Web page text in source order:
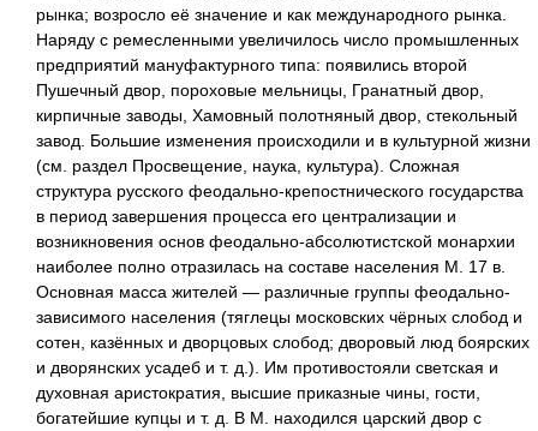
рынка; возросло её значение и как международного рынка.
Наряду с ремесленными увеличилось число промышленных
предприятий мануфактурного типа: появились второй
Пушечный двор, пороховые мельницы, Гранатный двор,
кирпичные заводы, Хамовный полотняный двор, стекольный
завод. Большие изменения происходили и в культурной жизни
(см. раздел Просвещение, наука, культура). Сложная
структура русского феодально-крепостнического государства
в период завершения процесса его централизации и
возникновения основ феодально-абсолютистской монархии
наиболее полно отразилась на составе населения М. 17 в.
Основная масса жителей — различные группы феодально-
зависимого населения (тяглецы московских чёрных слобод и
сотен, казённых и дворцовых слобод; дворовый люд боярских
и дворянских усадеб и т. д.). Им противостояли светская и
духовная аристократия, высшие приказные чины, гости,
богатейшие купцы и т. д. В М. находился царский двор с